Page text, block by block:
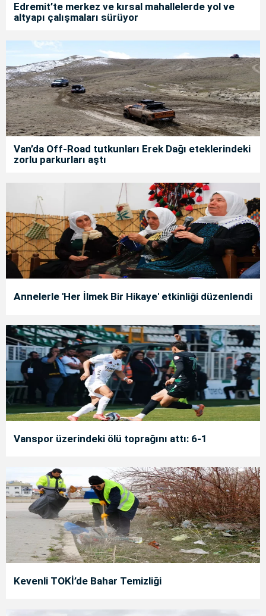
Edremit’te merkez ve kırsal mahallelerde yol ve
altyapı çalışmaları sürüyor
Van’da Off-Road tutkunları Erek Dağı eteklerindeki
zorlu parkurları aştı
Annelerle 'Her İlmek Bir Hikaye' etkinliği düzenlendi
Vanspor üzerindeki ölü toprağını attı: 6-1
Kevenli TOKİ’de Bahar Temizliği